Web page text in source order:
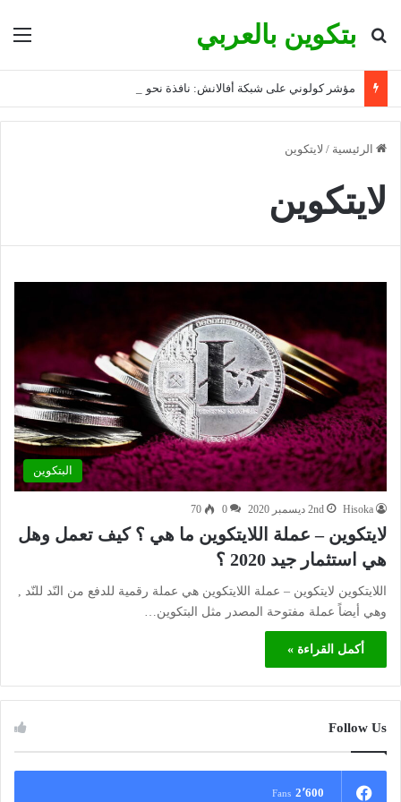
بتكوين بالعربي
بحث عن
مؤشر كولوني على شبكة أفالانش: نافذة نحو استثمارات مبتكرة
الرئيسية / لايتكوين
لايتكوين
البتكوين
Hisoka 2nd ديسمبر 2020 0
70
لايتكوين – عملة اللايتكوين ما هي ؟ كيف تعمل وهل
هي استثمار جيد 2020 ؟
اللايتكوين لايتكوين – عملة اللايتكوين هي عملة رقمية للدفع من النّد للنّد ,
وهي أيضاً عملة مفتوحة المصدر مثل البتكوين…
أكمل القراءة »
Follow Us
2٬600 Fans